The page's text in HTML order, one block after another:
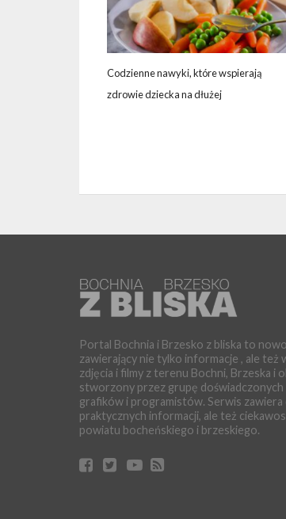
Codzienne nawyki, które wspierają
zdrowie dziecka na dłużej
Portal Bochnia i Brzesko z bliska to
zawierający nie tylko informacje , ale też
zdjęcia i filmy z terenu Bochni, Brzeska i
stworzony przez grupę doświadczonych
grafików i programistów. Serwis zawiera
praktycznych informacji, ale też
powiatu bocheńskiego i brzeskiego.